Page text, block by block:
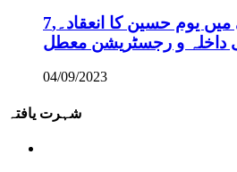
قراقرم یونیورسٹی میں یوم حسین کا انعقاد۔,7
داخلہ و رجسٹریشن معطل
04/09/2023
شہرت یافتہ